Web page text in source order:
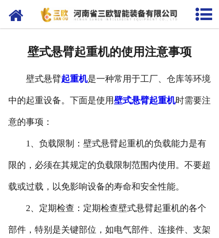
网站首页
在线留言
联系我们
壁式悬臂起重机的使用注意事项
壁式悬臂起重机是一种常用于工厂、仓库等环境
中的起重设备。下面是使用壁式悬臂起重机时需要注
意的事项：
1、负载限制：壁式悬臂起重机的负载能力是有
限的，必须在其规定的负载限制范围内使用。不要超
载或过载，以免影响设备的寿命和安全性能。
2、定期检查：定期检查壁式悬臂起重机的各个
部件，特别是关键部位，如电气部件、连接件、支架